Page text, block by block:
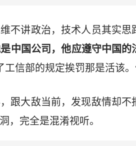
不讲政治，技术人员其实
中国公司，他应遵守中国的
信部的规定挨罚那是活该
跟大敌当前，发现敌情却
，完全是混淆视听。